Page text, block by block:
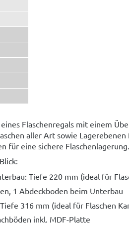
Flaschenregals mit einem
aller Art sowie
für eine sichere Flaschenlagerung.
Tiefe 220 mm (ideal für
1 Abdeckboden beim Unterbau
316 mm (ideal für Flaschen
inkl. MDF-Platte